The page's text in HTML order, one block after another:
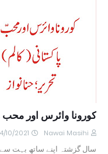
کورونا وائرس اور محب
Nawai Masihi 4/10/2021 11:11:00 ص
سال گزشتہ اپنے ساتھ بہت سے